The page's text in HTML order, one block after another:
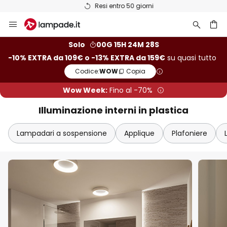
Resi entro 50 giorni
Salta
al
Solo
00G 15H 24M 27S
-10% EXTRA da 109€ o -13% EXTRA da 159€ su quasi tutto
Codice:WOW Copia
Wow Week: Fino al -70%
Illuminazione interni in plastica
Lampadari a sospensione Applique Plafoniere
Extra sconto
-10% di sconto
da 109€